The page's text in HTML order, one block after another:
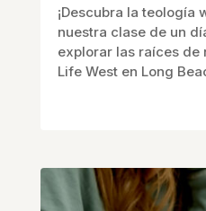
¡Descubra la teología
nuestra clase de un
explorar las raíces de
Life West en Long